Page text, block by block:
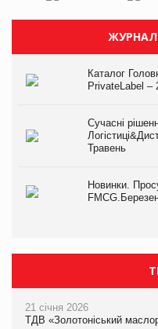
ЖУРНАЛ
Каталог
PrivateLabel –
Сучасні
Травень
Новинки.
21 січня 2026
ТДВ «Золотоніський